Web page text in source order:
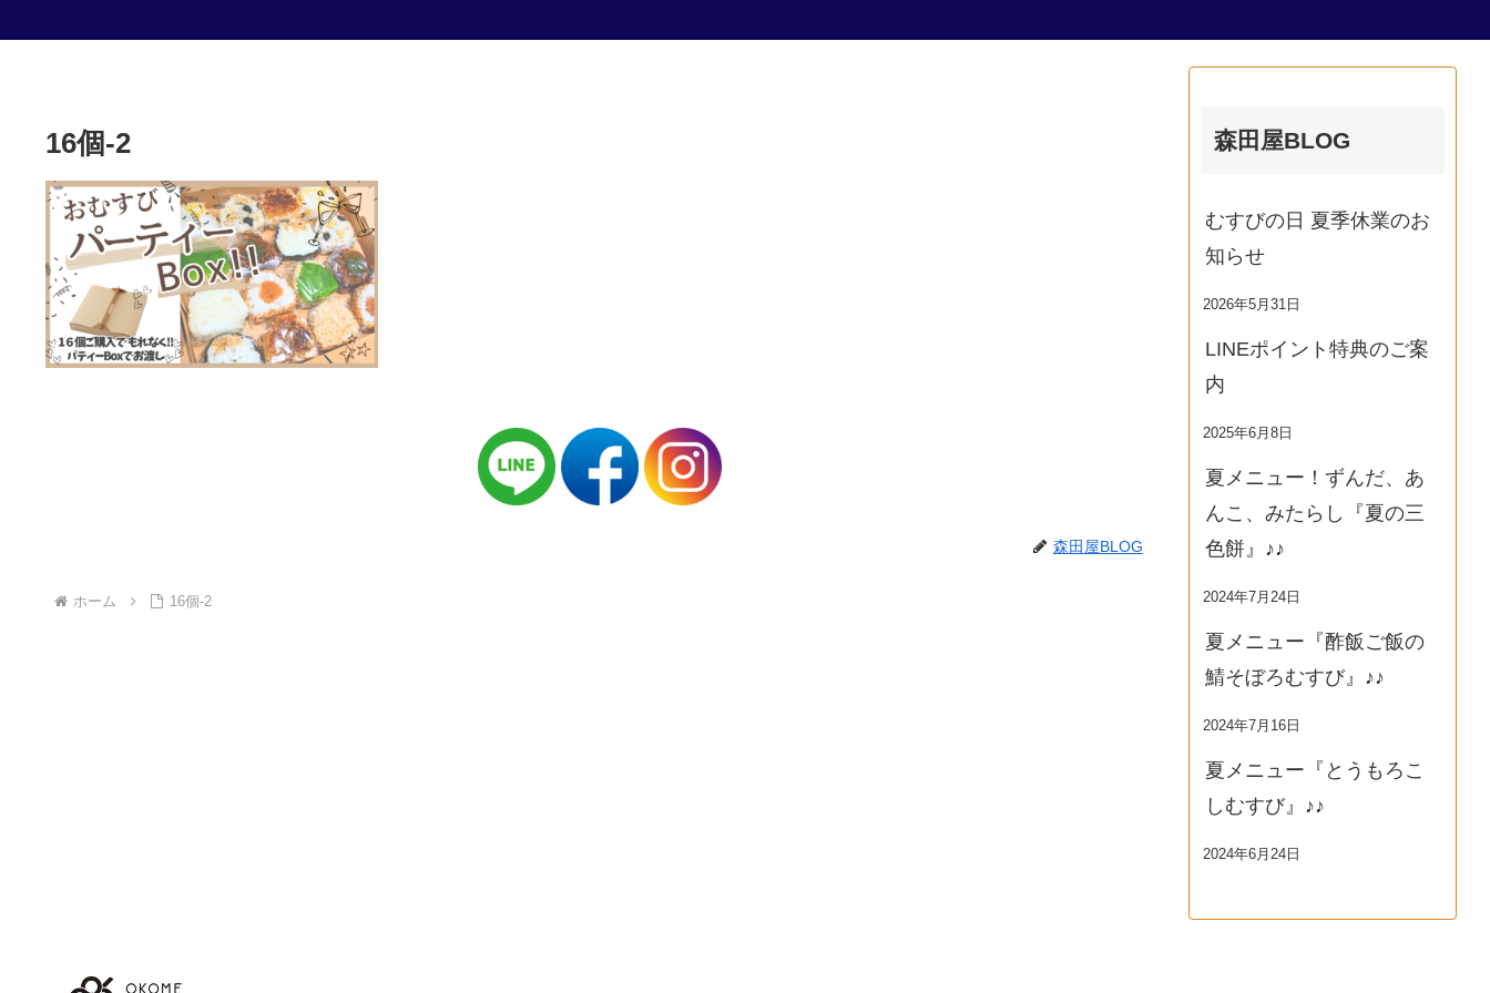
16個-2
森田屋BLOG
ホーム 16個-2
森田屋BLOG
むすびの日 夏季休業のお
知らせ
2026年5月31日
LINEポイント特典のご案
内
2025年6月8日
夏メニュー！ずんだ、あ
んこ、みたらし『夏の三
色餅』♪♪
2024年7月24日
夏メニュー『酢飯ご飯の
鯖そぼろむすび』♪♪
2024年7月16日
夏メニュー『とうもろこ
しむすび』♪♪
2024年6月24日